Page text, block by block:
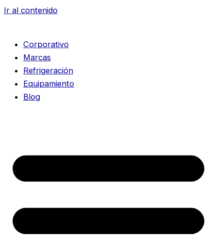
Ir al contenido
Corporativo
Marcas
Refrigeración
Equipamiento
Blog